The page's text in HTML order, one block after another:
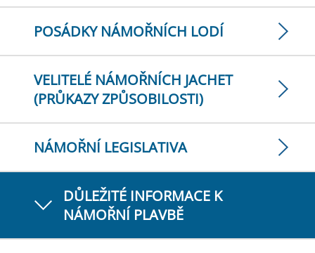
POSÁDKY NÁMOŘNÍCH LODÍ
VELITELÉ NÁMOŘNÍCH JACHET
(PRŮKAZY ZPŮSOBILOSTI)
NÁMOŘNÍ LEGISLATIVA
DŮLEŽITÉ INFORMACE K
NÁMOŘNÍ PLAVBĚ